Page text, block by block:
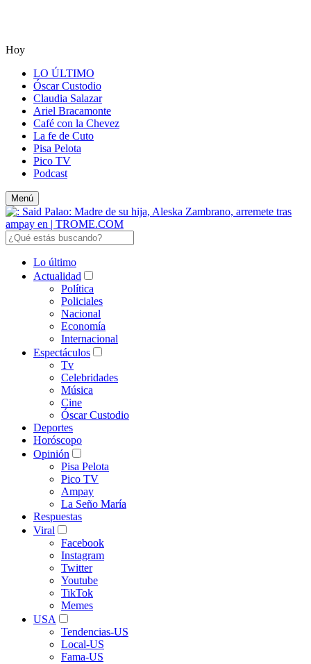
Hoy
LO ÚLTIMO
Óscar Custodio
Claudia Salazar
Ariel Bracamonte
Café con la Chevez
La fe de Cuto
Pisa Pelota
Pico TV
Podcast
Menú
Lo último
Actualidad
Política
Policiales
Nacional
Economía
Internacional
Espectáculos
Tv
Celebridades
Música
Cine
Óscar Custodio
Deportes
Horóscopo
Opinión
Pisa Pelota
Pico TV
Ampay
La Seño María
Respuestas
Viral
Facebook
Instagram
Twitter
Youtube
TikTok
Memes
USA
Tendencias-US
Local-US
Fama-US